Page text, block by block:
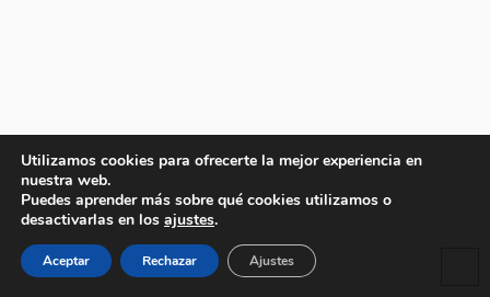
Utilizamos cookies para ofrecerte la mejor experiencia en
nuestra web.
Puedes aprender más sobre qué cookies utilizamos o
desactivarlas en los ajustes.
Aceptar Rechazar Ajustes